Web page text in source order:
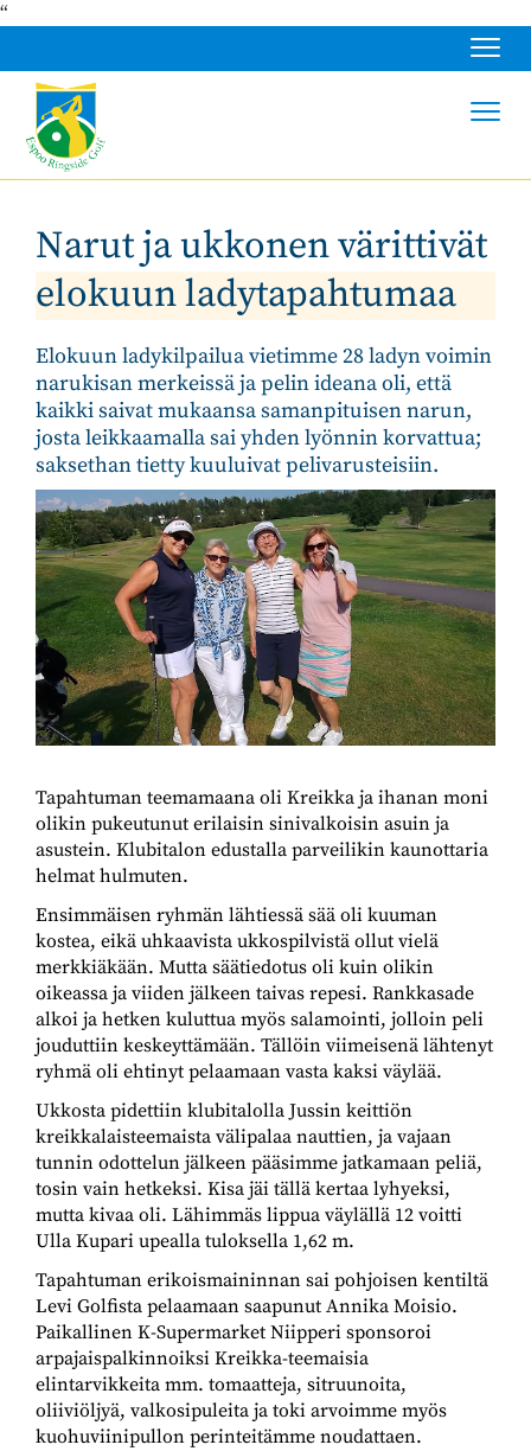
“
Narut ja ukkonen värittivät
elokuun ladytapahtumaa
Elokuun ladykilpailua vietimme 28 ladyn voimin
narukisan merkeissä ja pelin ideana oli, että
kaikki saivat mukaansa samanpituisen narun,
josta leikkaamalla sai yhden lyönnin korvattua;
saksethan tietty kuuluivat pelivarusteisiin.
Tapahtuman teemamaana oli Kreikka ja ihanan moni
olikin pukeutunut erilaisin sinivalkoisin asuin ja
asustein. Klubitalon edustalla parveilikin kaunottaria
helmat hulmuten.
Ensimmäisen ryhmän lähtiessä sää oli kuuman
kostea, eikä uhkaavista ukkospilvistä ollut vielä
merkkiäkään. Mutta säätiedotus oli kuin olikin
oikeassa ja viiden jälkeen taivas repesi. Rankkasade
alkoi ja hetken kuluttua myös salamointi, jolloin peli
jouduttiin keskeyttämään. Tällöin viimeisenä lähtenyt
ryhmä oli ehtinyt pelaamaan vasta kaksi väylää.
Ukkosta pidettiin klubitalolla Jussin keittiön
kreikkalaisteemaista välipalaa nauttien, ja vajaan
tunnin odottelun jälkeen pääsimme jatkamaan peliä,
tosin vain hetkeksi. Kisa jäi tällä kertaa lyhyeksi,
mutta kivaa oli. Lähimmäs lippua väylällä 12 voitti
Ulla Kupari upealla tuloksella 1,62 m.
Tapahtuman erikoismaininnan sai pohjoisen kentiltä
Levi Golfista pelaamaan saapunut Annika Moisio.
Paikallinen K-Supermarket Niipperi sponsoroi
arpajaispalkinnoiksi Kreikka-teemaisia
elintarvikkeita mm. tomaatteja, sitruunoita,
oliiviöljyä, valkosipuleita ja toki arvoimme myös
kuohuviinipullon perinteitämme noudattaen.